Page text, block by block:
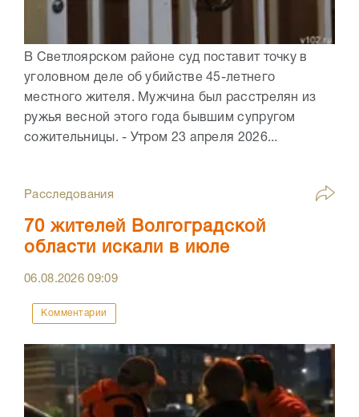
В Светлоярском районе суд поставит точку в
уголовном деле об убийстве 45-летнего
местного жителя. Мужчина был расстрелян из
ружья весной этого года бывшим супругом
сожительницы. - Утром 23 апреля 2026...
Расследования
70 жителей Волгоградской
области искали в июле
06.08.202609:09
Комментарии